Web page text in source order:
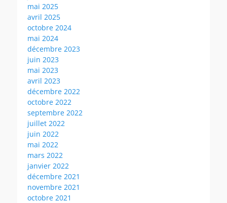
mai 2025
avril 2025
octobre 2024
mai 2024
décembre 2023
juin 2023
mai 2023
avril 2023
décembre 2022
octobre 2022
septembre 2022
juillet 2022
juin 2022
mai 2022
mars 2022
janvier 2022
décembre 2021
novembre 2021
octobre 2021